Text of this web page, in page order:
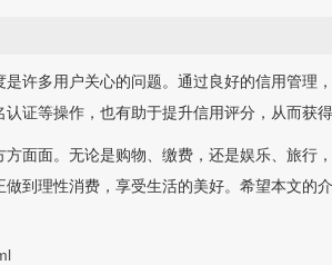
许多用户关心的问题。通过良好的信用管理
证等操作，也有助于提升信用评分，从而获得
面面。无论是购物、缴费，还是娱乐、旅行
到理性消费，享受生活的美好。希望本文的